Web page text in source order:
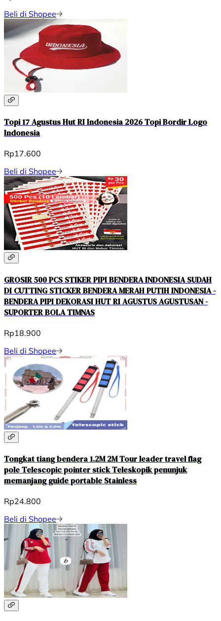
Beli di Shopee
Topi 17 Agustus Hut RI Indonesia 2026 Topi Bordir Logo
Indonesia
Rp17.600
Beli di Shopee
GROSIR 500 PCS STIKER PIPI BENDERA INDONESIA SUDAH
DI CUTTING STICKER BENDERA MERAH PUTIH INDONESIA -
BENDERA PIPI DEKORASI HUT RI AGUSTUS AGUSTUSAN -
SUPORTER BOLA TIMNAS
Rp18.900
Beli di Shopee
Tongkat tiang bendera 1.2M 2M Tour leader travel flag
pole Telescopic pointer stick Teleskopik penunjuk
memanjang guide portable Stainless
Rp24.800
Beli di Shopee